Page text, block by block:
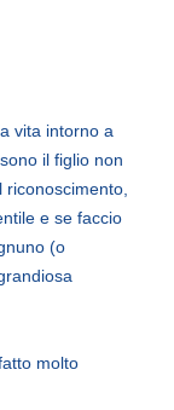
vita intorno a
il figlio non
e se faccio
(o
molto